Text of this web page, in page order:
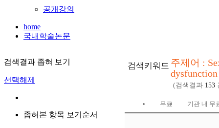
공개강의
home
국내학술논문
검색결과 좁혀 보기
선택해제
좁혀본 항목 보기순서
검색키워드 주제어 :
dysfunction
(검색결과 153
무료 기관 내 무